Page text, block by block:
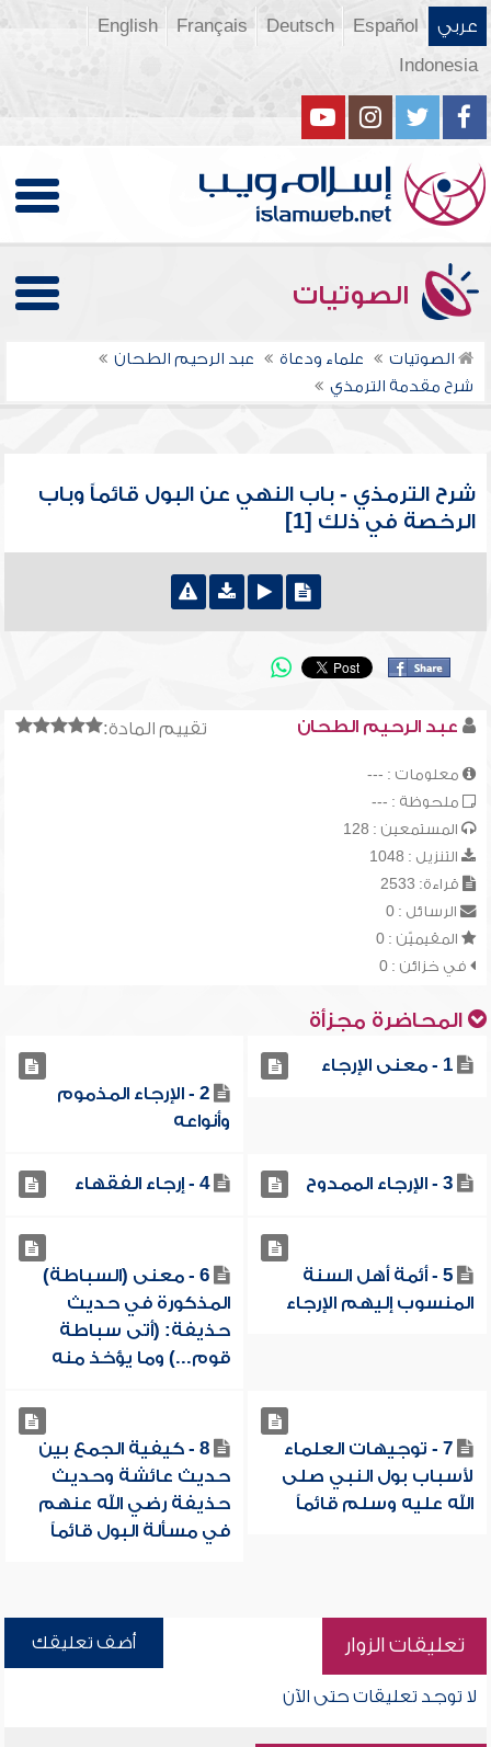
عربي Español
Deutsch
Français
English
Indonesia
الصوتيات
الصوتيات علماء ودعاة
عبد الرحيم الطحان
شرح مقدمة الترمذي
شرح الترمذي - باب النهي عن البول قائماً وباب
الرخصة في ذلك [1]
تقييم المادة: عبد الرحيم الطحان
معلومات : ---
ملحوظة : ---
المستمعين : 128
التنزيل : 1048
قراءة: 2533
الرسائل : 0
المقيميّن : 0
في خزائن : 0
المحاضرة مجزأة
1 - معنى الإرجاء
2 - الإرجاء المذموم
وأنواعه
3 - الإرجاء الممدوح 4 - إرجاء الفقهاء
5 - أئمة أهل السنة
المنسوب إليهم الإرجاء
6 - معنى (السباطة)
المذكورة في حديث
حذيفة: (أتى سباطة
قوم...) وما يؤخذ منه
7 - توجيهات العلماء
لأسباب بول النبي صلى
الله عليه وسلم قائماً
8 - كيفية الجمع بين
حديث عائشة وحديث
حذيفة رضي الله عنهم
في مسألة البول قائماً
تعليقات الزوار أضف تعليقك
لا توجد تعليقات حتى الآن